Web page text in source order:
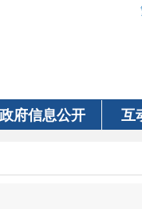
政府信息公开 互